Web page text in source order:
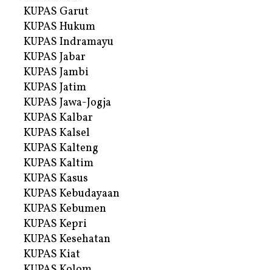
KUPAS Garut
KUPAS Hukum
KUPAS Indramayu
KUPAS Jabar
KUPAS Jambi
KUPAS Jatim
KUPAS Jawa-Jogja
KUPAS Kalbar
KUPAS Kalsel
KUPAS Kalteng
KUPAS Kaltim
KUPAS Kasus
KUPAS Kebudayaan
KUPAS Kebumen
KUPAS Kepri
KUPAS Kesehatan
KUPAS Kiat